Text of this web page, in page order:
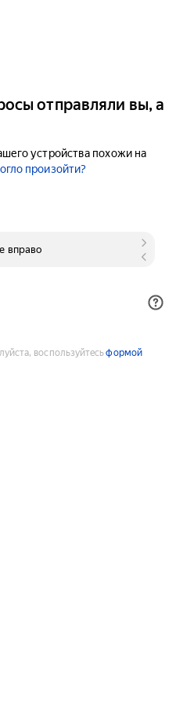
отправляли вы, а
устройства похожи на
произойти?
воспользуйтесьформой